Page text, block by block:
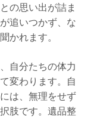
の思い出が詰ま
追いつかず、な
かれます。
自分たちの体力
変わります。自
は、無理をせず
肢です。遺品整